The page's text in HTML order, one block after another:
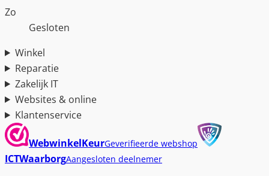
Zo
Gesloten
Winkel
Reparatie
Zakelijk IT
Websites & online
Klantenservice
WebwinkelKeurGeverifieerde webshop
ICTWaarborgAangesloten deelnemer